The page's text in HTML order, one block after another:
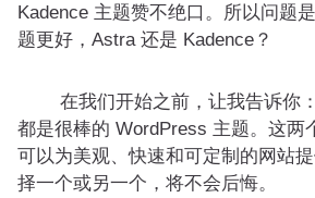
Kadence 主题赞不绝口。所以问题
题更好，Astra 还是 Kadence？
在我们开始之前，让我告诉你
都是很棒的 WordPress 主题。这两
可以为美观、快速和可定制的网站
择一个或另一个，将不会后悔。